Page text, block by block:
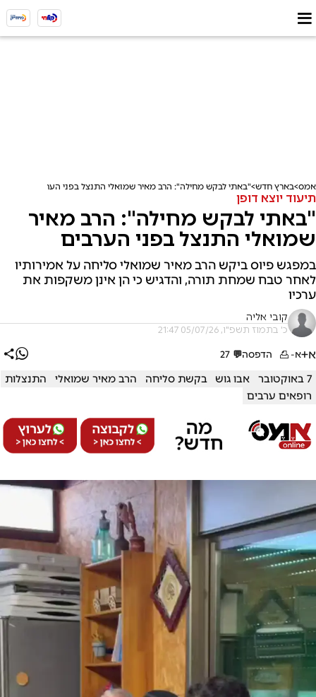
אמס בארץ חדש "באתי לבקש מחילה": הרב מאיר שמואלי התנצל בפני הערבים
תיעוד יוצא דופן
"באתי לבקש מחילה": הרב מאיר
שמואלי התנצל בפני הערבים
במפגש פיוס ביקש הרב מאיר שמואלי סליחה על אמירותיו
לאחר טבח שמחת תורה, והדגיש כי הן אינן משקפות את
ערכיו
קובי אליה
כ' בתמוז תשפ"ו, 05/07/26 21:47
א+א- הדפסה💬
27
7 באוקטובר אבו גוש בקשת סליחה הרב מאיר שמואלי
התנצלות
רופאים ערבים